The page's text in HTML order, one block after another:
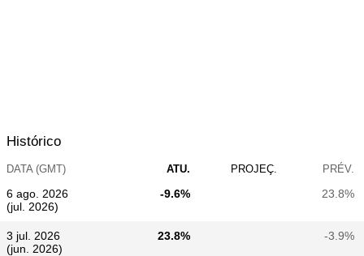
Histórico
DATA (GMT) ATU. PROJEÇ. PRÉV.
6 ago. 2026
(jul. 2026)
-9.6% 23.8%
3 jul. 2026
(jun. 2026)
23.8% -3.9%